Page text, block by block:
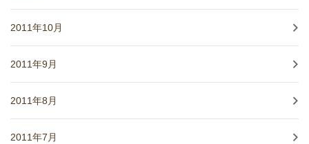
2011年10月
2011年9月
2011年8月
2011年7月